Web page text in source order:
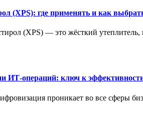
(XPS): где применять и как
(XPS) — это жёсткий
ИТ-операций: ключ к
проникает во все сферы